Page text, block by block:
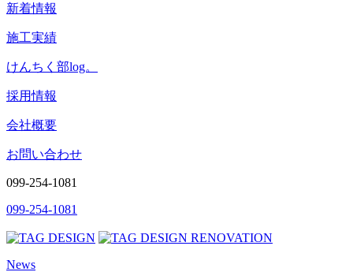
新着情報
施工実績
けんちく部log。
採用情報
会社概要
お問い合わせ
099-254-1081
099-254-1081
News